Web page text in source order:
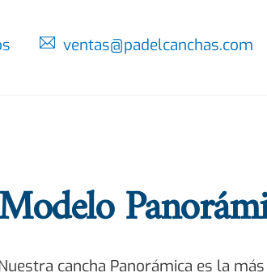
ventas@padelcanchas.com
cancha Panorámica es la